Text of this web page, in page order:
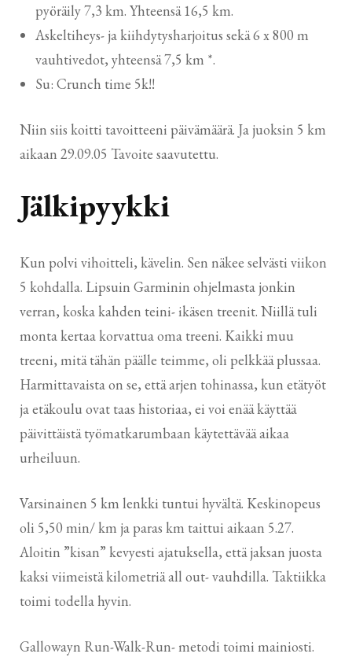
pyöräily 7,3 km. Yhteensä 16,5 km.
Askeltiheys- ja kiihdytysharjoitus sekä 6 x 800 m
vauhtivedot, yhteensä 7,5 km *.
Su: Crunch time 5k!!
Niin siis koitti tavoitteeni päivämäärä. Ja juoksin 5 km
aikaan 29.09.05 Tavoite saavutettu.
Jälkipyykki
Kun polvi vihoitteli, kävelin. Sen näkee selvästi viikon
5 kohdalla. Lipsuin Garminin ohjelmasta jonkin
verran, koska kahden teini- ikäsen treenit. Niillä tuli
monta kertaa korvattua oma treeni. Kaikki muu
treeni, mitä tähän päälle teimme, oli pelkkää plussaa.
Harmittavaista on se, että arjen tohinassa, kun etätyöt
ja etäkoulu ovat taas historiaa, ei voi enää käyttää
päivittäistä työmatkarumbaan käytettävää aikaa
urheiluun.
Varsinainen 5 km lenkki tuntui hyvältä. Keskinopeus
oli 5,50 min/ km ja paras km taittui aikaan 5.27.
Aloitin ”kisan” kevyesti ajatuksella, että jaksan juosta
kaksi viimeistä kilometriä all out- vauhdilla. Taktiikka
toimi todella hyvin.
Gallowayn Run-Walk-Run- metodi toimi mainiosti.